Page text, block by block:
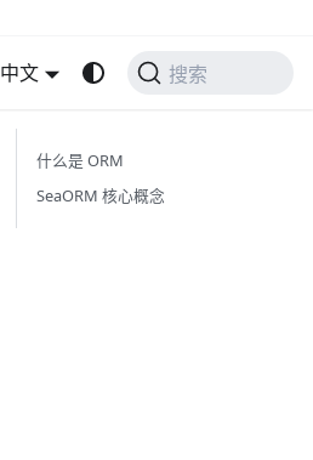
中文 搜索
什么是 ORM
SeaORM 核心概念